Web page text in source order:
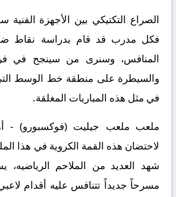
الصراع التكتيكي بين الأجهزة
فكل مدرب قد قام بدراسة نقاط
المنافس، وسنرى من سينجح في
والسيطرة على منطقة خط الوسط التي
في مثل هذه المباريات المغلقة.
ملعب ملعب جيليت (فوكسبورو) -
لاحتضان هذه القمة الكروية في هذا
شهد العديد من الملاحم الرياضيه،
مسرحاً جديداً تتنافس عليه أقدام